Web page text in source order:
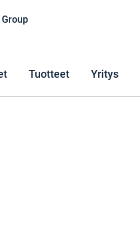
Group
Tuotteet Yritys